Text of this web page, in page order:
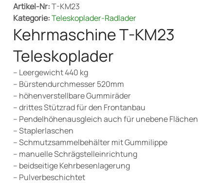
Artikel-Nr:T-KM23
Kategorie:Teleskoplader-Radlader
Kehrmaschine T-KM23
Teleskoplader
– Leergewicht 440 kg
– Bürstendurchmesser 520mm
– höhenverstellbare Gummiräder
– drittes Stützrad für den Frontanbau
– Pendelhöhenausgleich auch für unebene Flächen
– Staplerlaschen
– Schmutzsammelbehälter mit Gummilippe
– manuelle Schrägstelleinrichtung
– beidseitige Kehrbesenlagerung
– Pulverbeschichtet